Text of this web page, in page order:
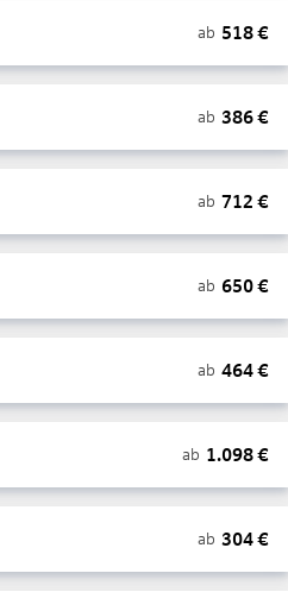
ab 518€
ab 386€
ab 712 €
ab 650€
ab 464€
ab 1.098€
ab 304€